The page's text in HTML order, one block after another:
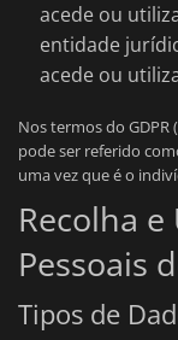
acede ou
entidade
acede ou
Nos termos do GDPR
pode ser referido
uma vez que é o
Recolha
Pessoais
Tipos de